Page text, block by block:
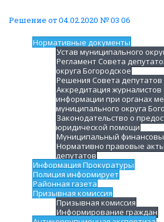
Решение от 04.02.2020 № 03 06
Нормативные документы
Устав муниципального
Регламент Совета
округа Богородское
Решения Совета
Аккредитация журналистов
информации при органах
муниципального округа
Законодательство о
юридической помощи
Муниципальный
Нормативно правовые
депутатов
Информация Прокуратуры
Полиция информирует
Районная газета
Призывная комиссия
Призывная комиссия
Информирование граждан